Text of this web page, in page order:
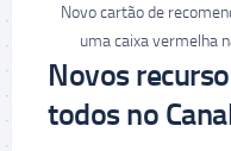
Novo cartão de
uma caixa vermelha
Novos
todos no